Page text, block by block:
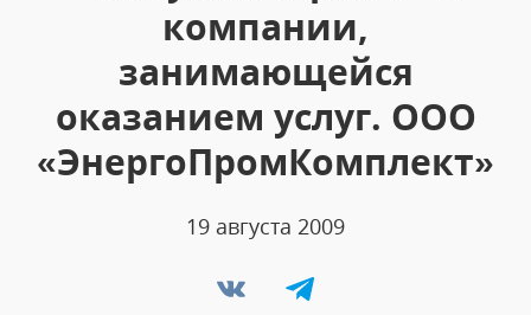
компании,
занимающейся
оказанием услуг. ООО
«ЭнергоПромКомплект»
19 августа 2009